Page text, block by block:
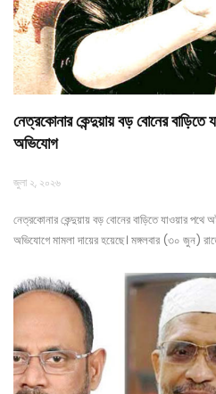
নেত্রকোনার কেন্দুয়ায় বড় বোনের বাড়িতে
অভিযোগ
জুলা ২, ২০২৬
নেত্রকোনার কেন্দুয়ায় বড় বোনের বাড়িতে যাওয়ার পথে
অভিযোগে মামলা দায়ের হয়েছে। মঙ্গলবার (৩০ জুন)